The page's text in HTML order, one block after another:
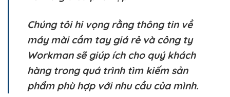
Chúng tôi hi vọng rằng thông tin về
máy mài cầm tay giá rẻ và công ty
Workman sẽ giúp ích cho quý khách
hàng trong quá trình tìm kiếm sản
phẩm phù hợp với nhu cầu của mình.